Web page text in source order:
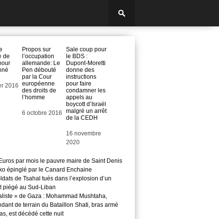
de
2016
Propos sur
l’occupation
allemande: Le
Pen débouté
par la Cour
européenne
des droits de
l’homme
Date
6 octobre 2016
Sale coup pour
le BDS :
Dupont-Moretti
donne des
instructions
pour faire
condamner les
appels au
boycott d’Israël
malgré un arrêt
de la CEDH
Date
16 novembre
2020
par mois le pauvre maire de Saint Denis
épinglé par le Canard Enchaine
de Tsahal tués dans l’explosion d’un
piégé au Sud-Liban
» de Gaza : Mohammad Mushtaha,
de terrain du Bataillon Shati, bras armé
est décédé cette nuit